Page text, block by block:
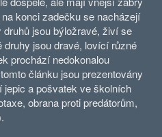
konci zadečku se nacházejí
jsou býložravé, živí se
jsou dravé, lovící různé
prochází nedokonalou
článku jsou prezentovány
jepic a pošvatek ve školních
obrana proti predátorům,